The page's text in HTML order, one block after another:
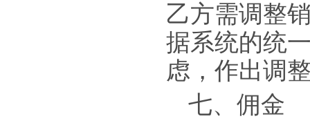
乙方需调整
据系统的统
虑，作出调
七、佣金